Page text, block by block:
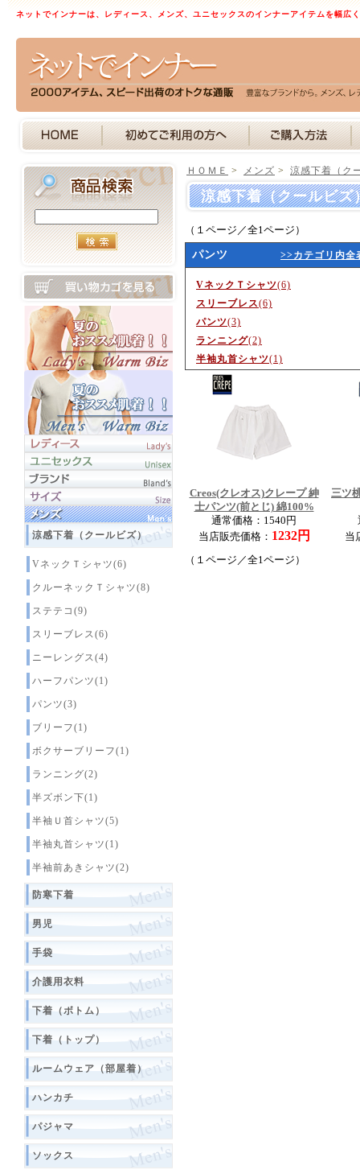
ネットでインナーは、レディース、メンズ、ユニセックスのインナーアイテムを幅広
涼感下着（クールビズ）
VネックＴシャツ(6)
クルーネックＴシャツ(8)
ステテコ(9)
スリーブレス(6)
ニーレングス(4)
ハーフパンツ(1)
パンツ(3)
ブリーフ(1)
ボクサーブリーフ(1)
ランニング(2)
半ズボン下(1)
半袖Ｕ首シャツ(5)
半袖丸首シャツ(1)
半袖前あきシャツ(2)
防寒下着
男児
手袋
介護用衣料
下着（ボトム）
下着（トップ）
ルームウェア（部屋着）
ハンカチ
パジャマ
ソックス
ＨＯＭＥ > メンズ > 涼感下着（ク
涼感下着（クールビ
（１ページ／全1ページ）
パンツ >>カテゴリ内全
VネックＴシャツ(6)
スリーブレス(6)
パンツ(3)
ランニング(2)
半袖丸首シャツ(1)
Creos(クレオス)クレープ 紳
士パンツ(前とじ) 綿100%
通常価格：1540円
当店販売価格： 1232円
三ツ
当
（１ページ／全1ページ）